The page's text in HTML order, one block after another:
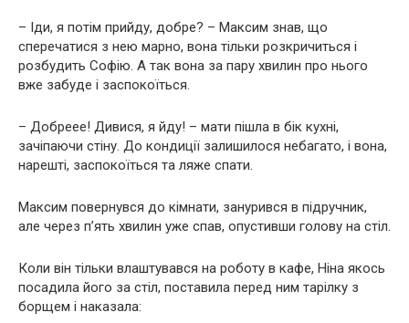
– Іди, я потім прийду, добре? – Максим знав, що
сперечатися з нею марно, вона тільки розкричиться і
розбудить Софію. А так вона за пару хвилин про нього
вже забуде і заспокоїться.
– Добреее! Дивися, я йду! – мати пішла в бік кухні,
зачіпаючи стіну. До кондиції залишилося небагато, і вона,
нарешті, заспокоїться та ляже спати.
Максим повернувся до кімнати, занурився в підручник,
але через п’ять хвилин уже спав, опустивши голову на стіл.
Коли він тільки влаштувався на роботу в кафе, Ніна якось
посадила його за стіл, поставила перед ним тарілку з
борщем і наказала: